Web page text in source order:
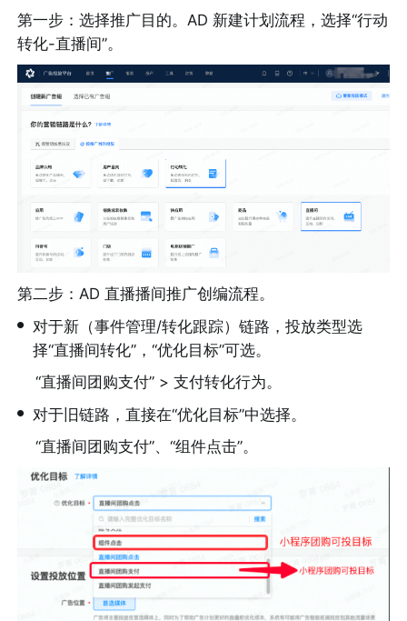
第一步：选择推广目的。AD 新建计划流程，选择“行动
转化-直播间”。
第二步：AD 直播播间推广创编流程。
• 对于新（事件管理/转化跟踪）链路，投放类型选
择“直播间转化”，“优化目标”可选。
“直播间团购支付” > 支付转化行为。
• 对于旧链路，直接在“优化目标”中选择。
“直播间团购支付”、“组件点击”。